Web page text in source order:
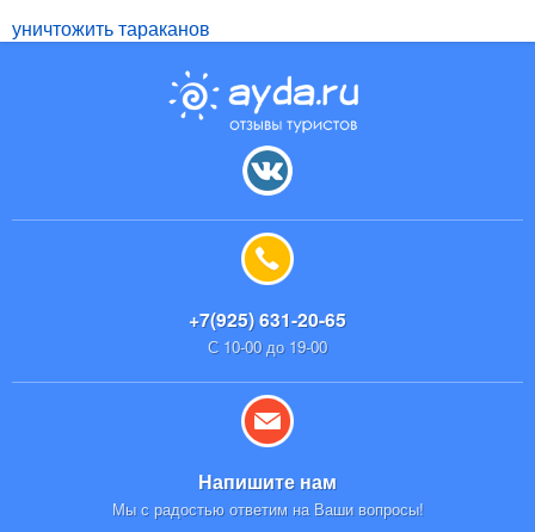
уничтожить тараканов
+7(925) 631-20-65
С 10-00 до 19-00
Напишите нам
Мы с радостью ответим на Ваши вопросы!